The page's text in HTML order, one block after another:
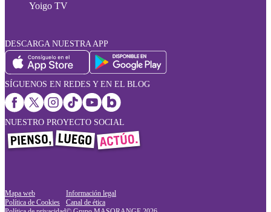
Yoigo TV
DESCARGA NUESTRA APP
SÍGUENOS EN REDES Y EN EL BLOG
NUESTRO PROYECTO SOCIAL
Mapa web
Política de Cookies
Información legal
Canal de ética